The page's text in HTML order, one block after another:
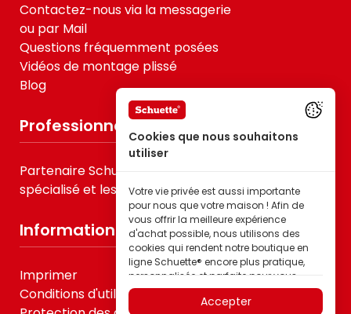
Contactez-nous via la messagerie
ou par Mail
Questions fréquemment posées
Vidéos de montage plissé
Blog
Professionnels
Partenaire Schuette® pour le B2B, le commerce
spécialisé et les prestataires de services
Informations
Imprimer
Conditions d'utilisation
Cookies que nous souhaitons
utiliser
Votre vie privée est aussi importante
pour nous que votre maison ! Afin de
vous offrir la meilleure expérience
d'achat possible, nous utilisons des
cookies qui rendent notre boutique en
ligne Schuette® encore plus pratique,
personnalisée et parfaite pour vous –
tout cela pour que vous puissiez
découvrir les produits de la marque
Accepter